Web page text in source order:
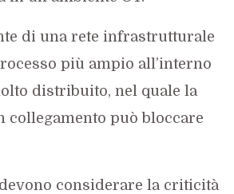
di una rete infrastrutturale
più ampio all’interno
distribuito, nel quale la
collegamento può bloccare
considerare la criticità